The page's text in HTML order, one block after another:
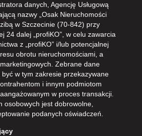
danych, Agencję Usługową
nazwy „Osak Nieruchomości
w Szczecinie (70-842) przy
24 dalej „profiKO”, w celu zawarcia
z „profiKO” i/lub potencjalnej
obrotu nieruchomościami, a
Zebrane dane
w tym zakresie przekazywane
i innym podmiotom
w proces transakcji.
osobowych jest dobrowolne,
podanych oświadczeń.